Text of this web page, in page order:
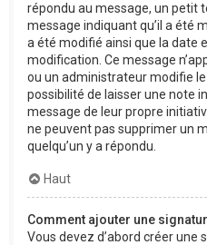
répondu au message, un petit
message indiquant qu’il a été
a été modifié ainsi que la date
modification. Ce message
ou un administrateur modifie
possibilité de laisser une note
message de leur propre
ne peuvent pas supprimer un
quelqu’un y a répondu.
Haut
Comment ajouter une
Vous devez d’abord créer une